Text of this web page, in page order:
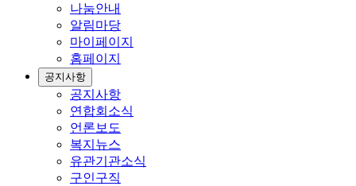
나눔안내
알림마당
마이페이지
홈페이지
공지사항
공지사항
연합회소식
언론보도
복지뉴스
유관기관소식
구인구직